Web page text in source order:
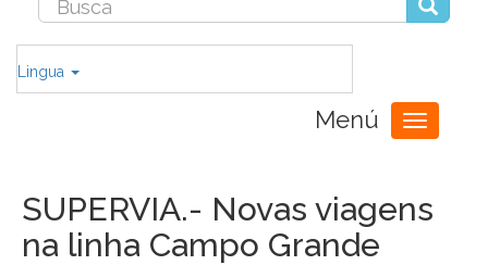
Lingua
Menú
Toggle
navigation
SUPERVIA.- Novas viagens
na linha Campo Grande